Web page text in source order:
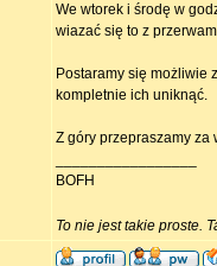
We wtorek i środę w
wiazać się to z
Postaramy się możliwie
kompletnie ich uniknąć.
Z góry przepraszamy
BOFH
To nie jest takie proste.